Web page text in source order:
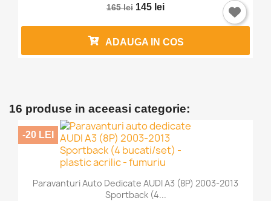
165 lei 145 lei
ADAUGA IN COS
16 produse in aceeasi categorie:
Paravanturi Auto Dedicate AUDI A3 (8P) 2003-2013
Sportback (4...
-20 LEI